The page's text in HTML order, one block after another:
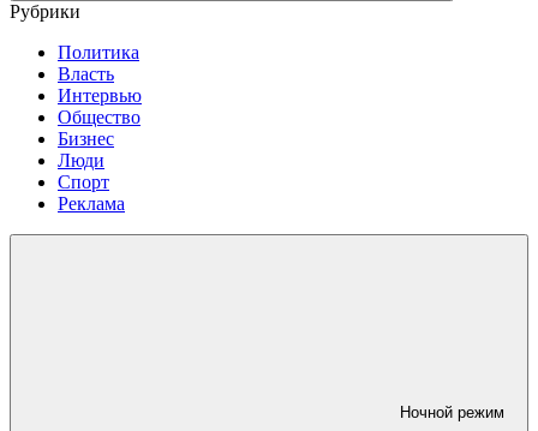
Рубрики
Политика
Власть
Интервью
Общество
Бизнес
Люди
Спорт
Реклама
Ночной режим